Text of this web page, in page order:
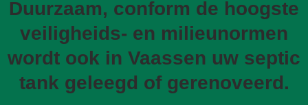
Duurzaam, conform de hoogste
veiligheids- en milieunormen
wordt ook in Vaassen uw septic
tank geleegd of gerenoveerd.